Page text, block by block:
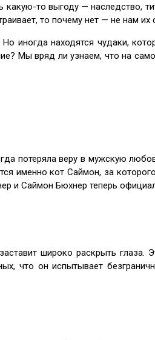
то выгоду — наследство,
то почему нет — не нам их
иногда находятся чудаки,
Мы вряд ли узнаем, что на
потеряла веру в мужскую
именно кот Саймон, за
и Саймон Бюхнер теперь
широко раскрыть
что он испытывает